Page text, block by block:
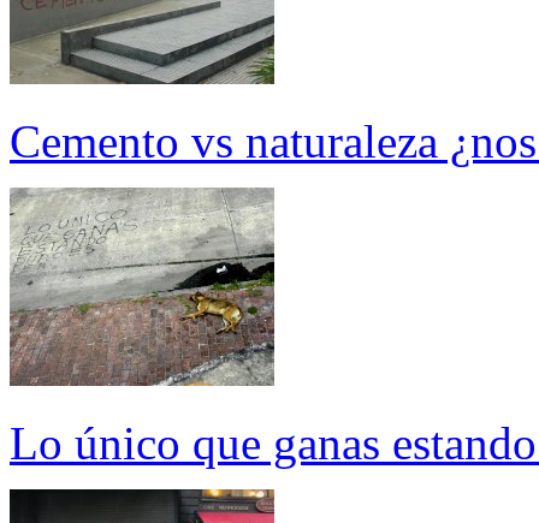
Cemento vs naturaleza
Lo único que ganas